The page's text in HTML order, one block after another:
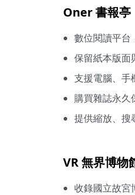
Oner 書報亭
數位閱讀平台
保留紙本版面
支援電腦、手
購買雜誌永久
提供縮放、搜
VR 無界博物
收錄國立故宮